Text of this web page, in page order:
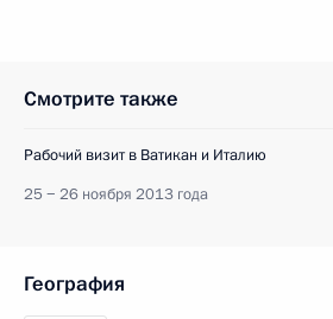
Смотрите также
Рабочий визит в Ватикан и Италию
25 − 26 ноября 2013 года
География